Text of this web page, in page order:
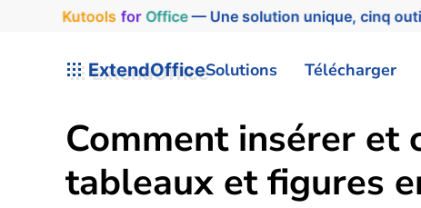
Kutools for Office— Une solution unique, cinq
ExtendOfficeSolutions Télécharger
Comment insérer et
tableaux et figures